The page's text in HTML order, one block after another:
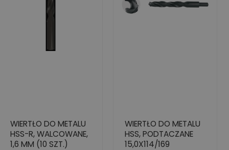
WIERTŁO DO METALU
HSS-R, WALCOWANE,
1,6 MM (10 SZT.)
WIERTŁO DO METALU
HSS, PODTACZANE
15,0X114/169